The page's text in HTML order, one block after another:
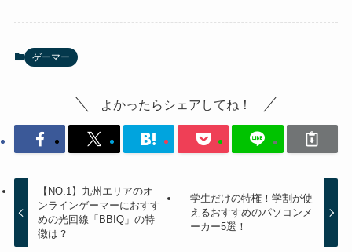
ゲーマー
よかったらシェアしてね！
【NO.1】九州エリアのオ
ンラインゲーマーにおすす
めの光回線「BBIQ」の特
徴は？
学生だけの特権！学割が使
えるおすすめのパソコンメ
ーカー5選！